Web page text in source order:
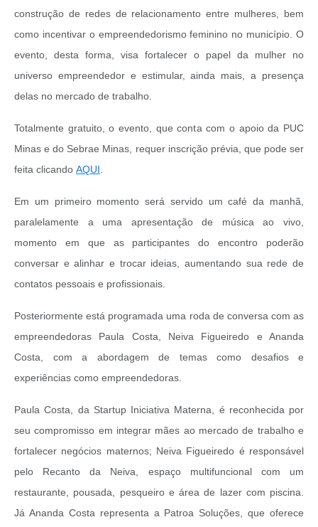
construção de redes de relacionamento entre mulheres, bem
como incentivar o empreendedorismo feminino no município. O
evento, desta forma, visa fortalecer o papel da mulher no
universo empreendedor e estimular, ainda mais, a presença
delas no mercado de trabalho.
Totalmente gratuito, o evento, que conta com o apoio da PUC
Minas e do Sebrae Minas, requer inscrição prévia, que pode ser
feita clicando AQUI
Em um primeiro momento será servido um café da manhã,
paralelamente a uma apresentação de música ao vivo,
momento em que as participantes do encontro poderão
conversar e alinhar e trocar ideias, aumentando sua rede de
contatos pessoais e profissionais.
Posteriormente está programada uma roda de conversa com as
empreendedoras Paula Costa, Neiva Figueiredo e Ananda
Costa, com a abordagem de temas como desafios e
experiências como empreendedoras.
Paula Costa, da Startup Iniciativa Materna, é reconhecida por
seu compromisso em integrar mães ao mercado de trabalho e
fortalecer negócios maternos; Neiva Figueiredo é responsável
pelo Recanto da Neiva, espaço multifuncional com um
restaurante, pousada, pesqueiro e área de lazer com piscina.
Já Ananda Costa representa a Patroa Soluções, que oferece